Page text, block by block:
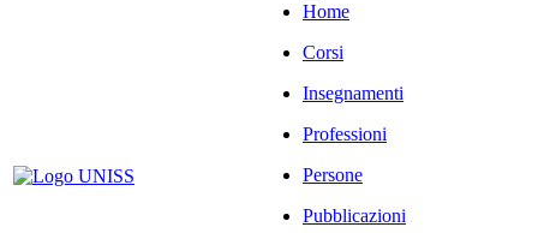
Home
Corsi
Insegnamenti
Professioni
Persone
Pubblicazioni